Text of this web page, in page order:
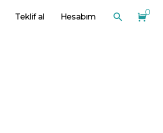
Teklif al Hesabım 0